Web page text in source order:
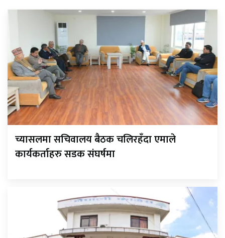
च्यासलमा सचिवालय बैठक चलिरहँदा एमाले
कार्यकर्ताहरु सडक संघर्षमा